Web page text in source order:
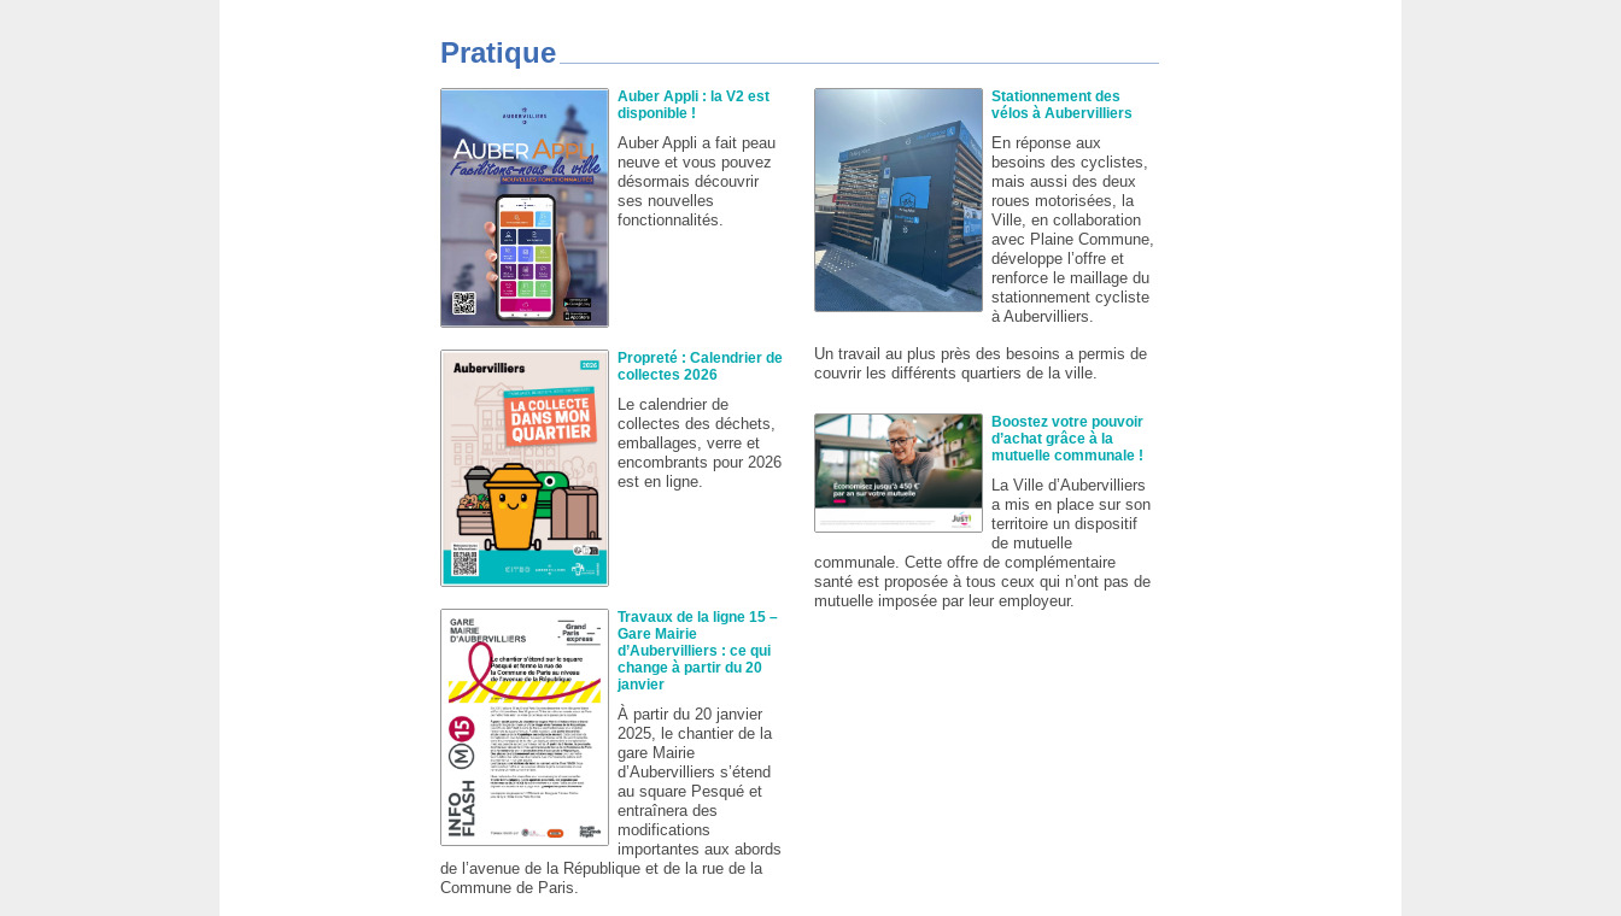
Pratique
Auber Appli : la V2 est
disponible !
Auber Appli a fait peau
neuve et vous pouvez
désormais découvrir
ses nouvelles
fonctionnalités.
Propreté : Calendrier de
collectes 2026
Le calendrier de
collectes des déchets,
emballages, verre et
encombrants pour 2026
est en ligne.
Travaux de la ligne 15 –
Gare Mairie
d’Aubervilliers : ce qui
change à partir du 20
janvier
À partir du 20 janvier
2025, le chantier de la
gare Mairie
d’Aubervilliers s’étend
au square Pesqué et
entraînera des
modifications
importantes aux abords
de l’avenue de la République et de la rue de la
Commune de Paris.
Stationnement des
vélos à Aubervilliers
En réponse aux
besoins des cyclistes,
mais aussi des deux
roues motorisées, la
Ville, en collaboration
avec Plaine Commune,
développe l’offre et
renforce le maillage du
stationnement cycliste
à Aubervilliers.
Un travail au plus près des besoins a permis de
couvrir les différents quartiers de la ville.
Boostez votre pouvoir
d’achat grâce à la
mutuelle communale !
La Ville d’Aubervilliers
a mis en place sur son
territoire un dispositif
de mutuelle
communale. Cette offre de complémentaire
santé est proposée à tous ceux qui n’ont pas de
mutuelle imposée par leur employeur.